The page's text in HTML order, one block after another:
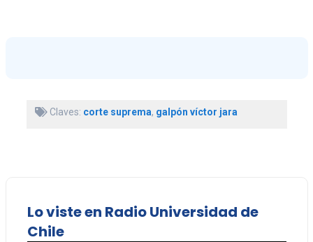
Claves: corte suprema, galpón víctor jara
Lo viste en Radio Universidad de
Chile